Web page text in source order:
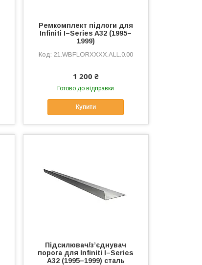
Ремкомплект підлоги для
Infiniti I–Series A32 (1995–
1999)
21.WBFLORXXXX.ALL.0.00
1 200 ₴
Готово до відправки
Купити
Підсилювач/зʼєднувач
порога для Infiniti I–Series
A32 (1995–1999) сталь